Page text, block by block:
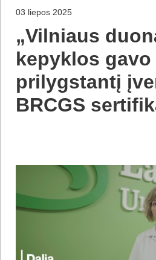
03 liepos 2025
„Vilniaus
kepyklos gavo
prilygstantį
BRCGS